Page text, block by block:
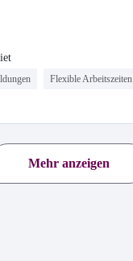
Flexible Arbeitszeiten
Mehr anzeigen